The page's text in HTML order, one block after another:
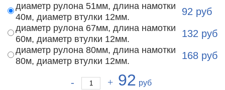
диаметр рулона 51мм, длина намотки
40м, диаметр втулки 12мм.
92 руб
диаметр рулона 67мм, длина намотки
60м, диаметр втулки 12мм.
132 руб
диаметр рулона 80мм, длина намотки
80м, диаметр втулки 12мм.
168 руб
92 руб